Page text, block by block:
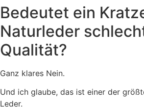
Bedeutet ein
Naturleder
Qualität?
Ganz klares Nein.
Und ich glaube, das ist einer der
Leder.